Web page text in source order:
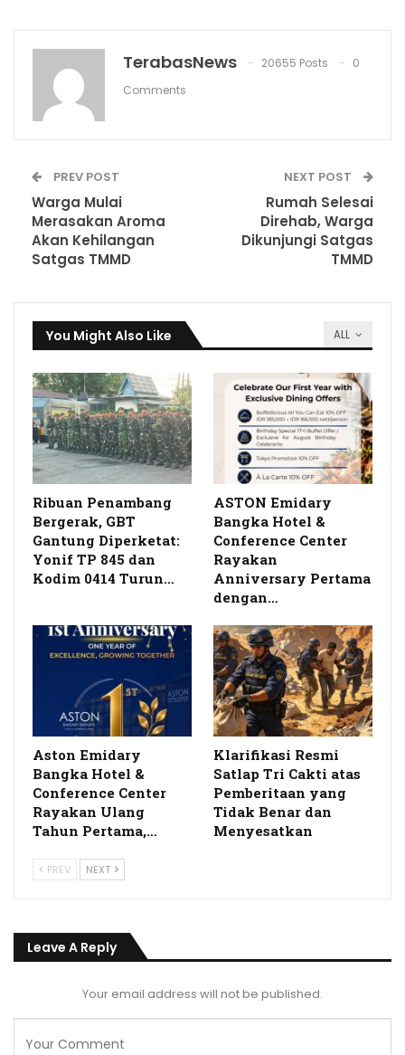
TerabasNews 20655 Posts
0
Comments
PREV POST
Warga Mulai
Merasakan Aroma
Akan Kehilangan
Satgas TMMD
NEXT POST
Rumah Selesai
Direhab, Warga
Dikunjungi Satgas
TMMD
ALL
You Might Also Like
Ribuan Penambang
Bergerak, GBT
Gantung Diperketat:
Yonif TP 845 dan
Kodim 0414 Turun…
ASTON Emidary
Bangka Hotel &
Conference Center
Rayakan
Anniversary Pertama
dengan…
Aston Emidary
Bangka Hotel &
Conference Center
Rayakan Ulang
Tahun Pertama,…
Klarifikasi Resmi
Satlap Tri Cakti atas
Pemberitaan yang
Tidak Benar dan
Menyesatkan
PREV NEXT
Leave A Reply
Your email address will not be published.